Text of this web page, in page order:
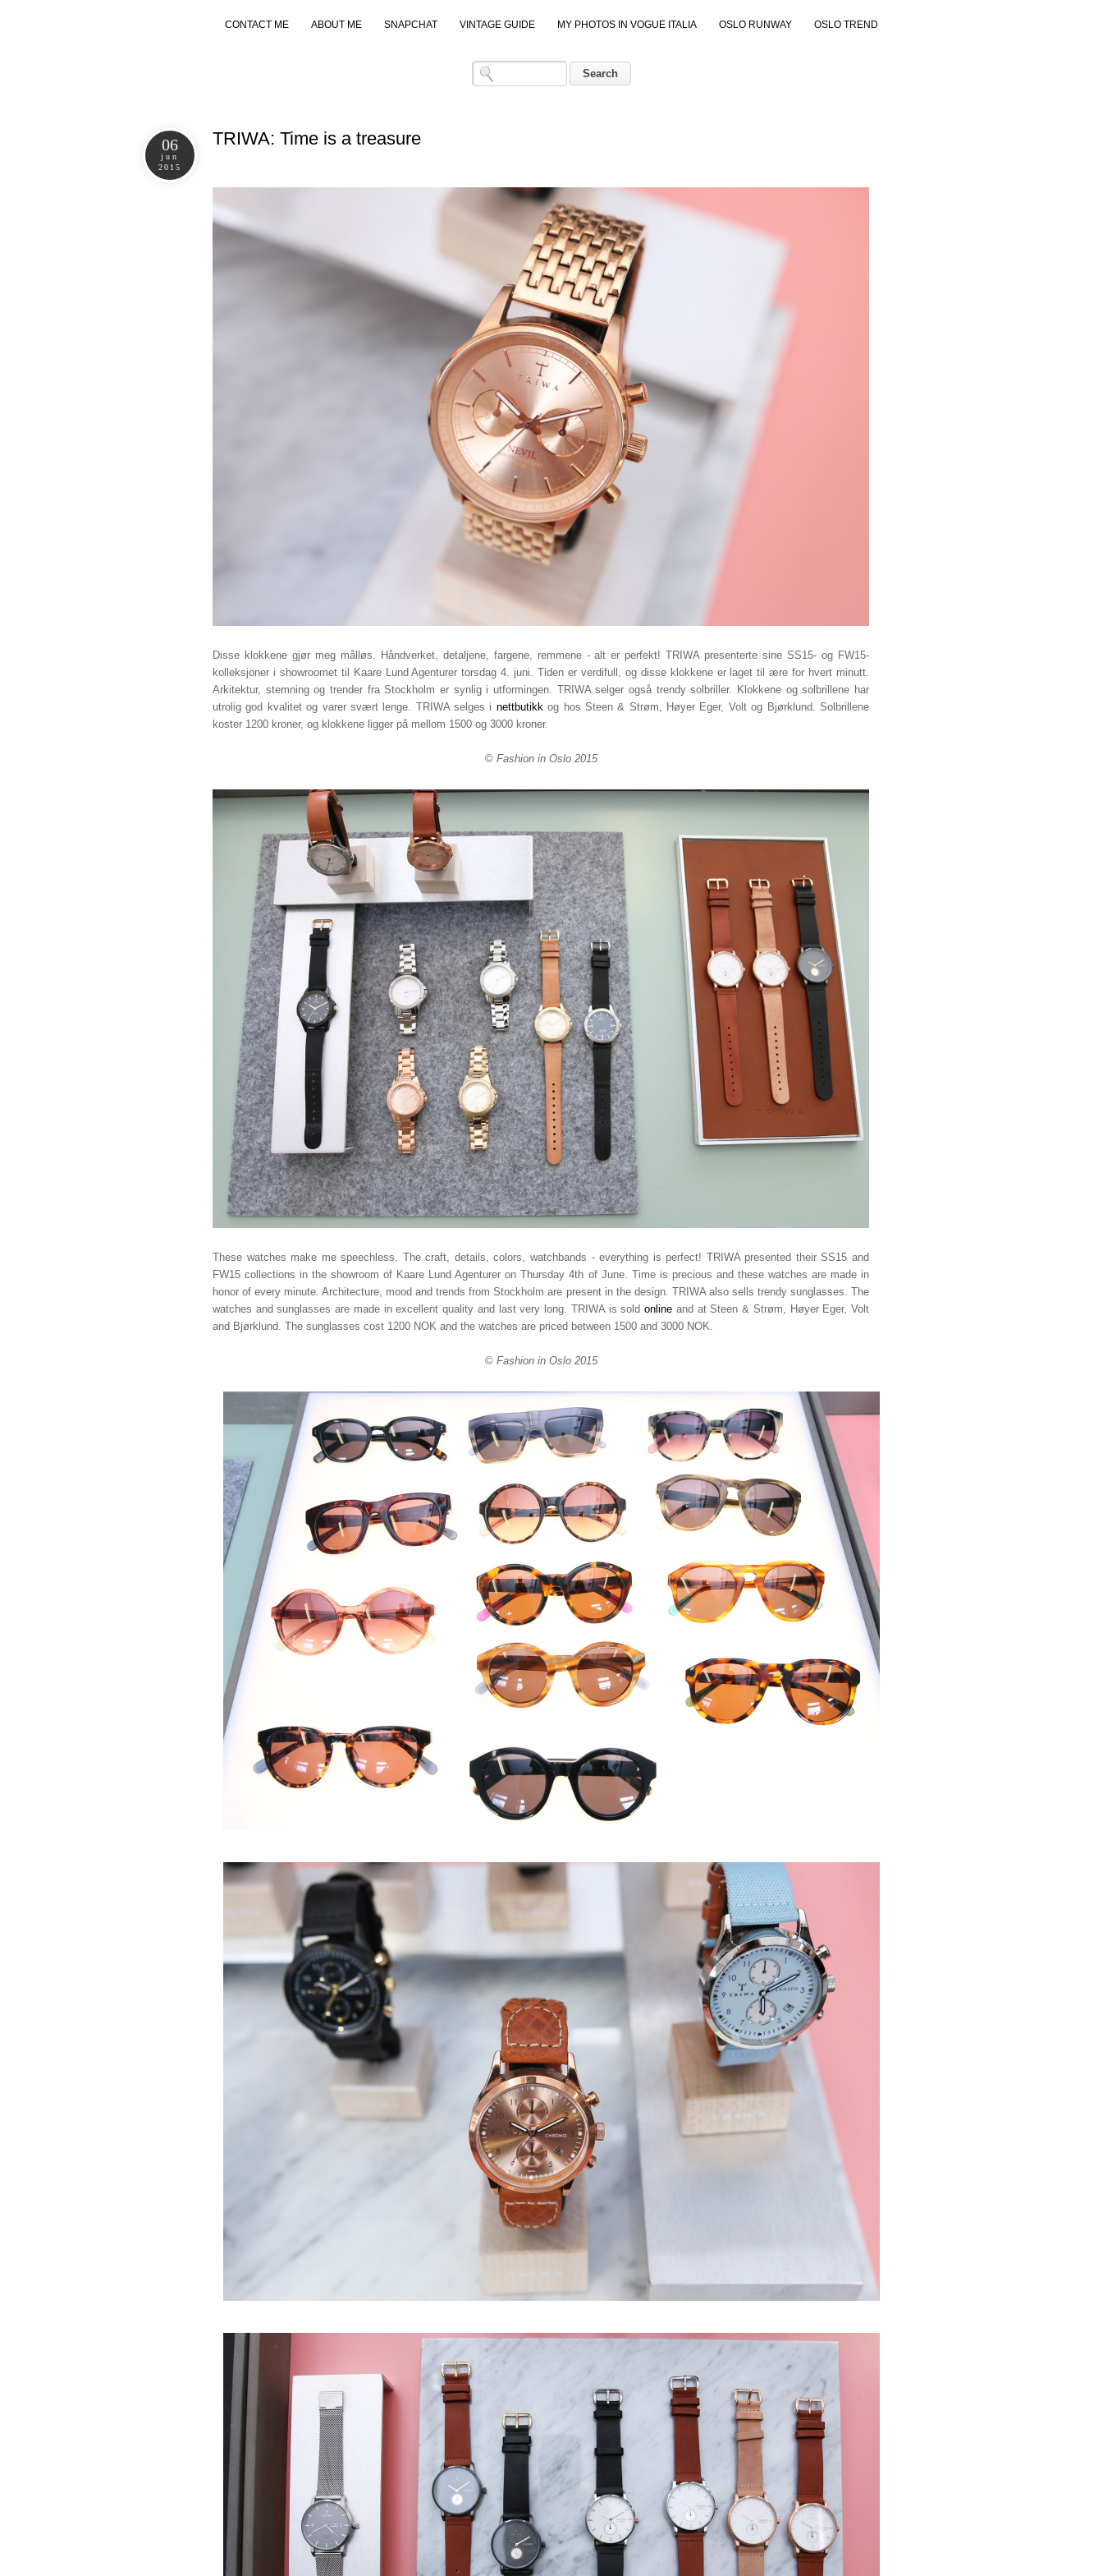
CONTACT ME ABOUT ME SNAPCHAT VINTAGE GUIDE MY PHOTOS IN VOGUE ITALIA OSLO RUNWAY OSLO TREND
06
jun
2015
TRIWA: Time is a treasure
Disse klokkene gjør meg målløs. Håndverket, detaljene, fargene, remmene - alt er perfekt! TRIWA presenterte sine SS15- og FW15-
kolleksjoner i showroomet til Kaare Lund Agenturer torsdag 4. juni. Tiden er verdifull, og disse klokkene er laget til ære for hvert minutt.
Arkitektur, stemning og trender fra Stockholm er synlig i utformingen. TRIWA selger også trendy solbriller. Klokkene og solbrillene har
utrolig god kvalitet og varer svært lenge. TRIWA selges i nettbutikkog hos Steen & Strøm, Høyer Eger, Volt og Bjørklund. Solbrillene
koster 1200 kroner, og klokkene ligger på mellom 1500 og 3000 kroner.
© Fashion in Oslo 2015
These watches make me speechless. The craft, details, colors, watchbands - everything is perfect! TRIWA presented their SS15 and
FW15 collections in the showroom of Kaare Lund Agenturer on Thursday 4th of June. Time is precious and these watches are made in
honor of every minute. Architecture, mood and trends from Stockholm are present in the design. TRIWA also sells trendy sunglasses. The
watches and sunglasses are made in excellent quality and last very long. TRIWA is soldonline and at Steen & Strøm, Høyer Eger, Volt
and Bjørklund. The sunglasses cost 1200 NOK and the watches are priced between 1500 and 3000 NOK.
© Fashion in Oslo 2015